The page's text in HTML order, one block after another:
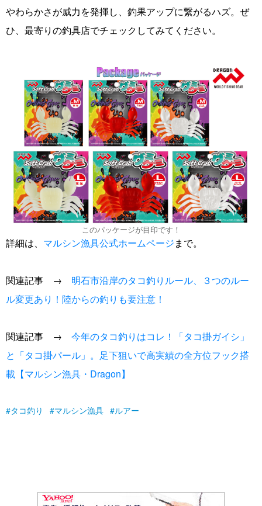
やわらかさが威力を発揮し、釣果アップに繋がるハズ。ぜ
ひ、最寄りの釣具店でチェックしてみてください。
このパッケージが目印です！
詳細は、 マルシン漁具公式ホームページまで。
関連記事 → 明石市沿岸のタコ釣りルール、３つのルー
ル変更あり！陸からの釣りも要注意！
関連記事 → 今年のタコ釣りはコレ！「タコ掛ガイシ」
と「タコ掛パール」。足下狙いで高実績の全方位フック搭
載【マルシン漁具・Dragon】
タコ釣り マルシン漁具 ルアー